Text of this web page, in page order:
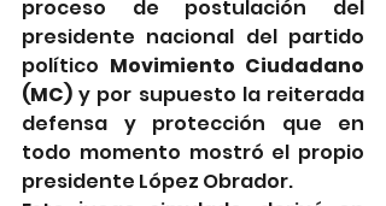
proceso de postulación del
presidente nacional del partido
político Movimiento Ciudadano
(MC) y por supuesto la reiterada
defensa y protección que en
todo momento mostró el propio
presidente López Obrador.